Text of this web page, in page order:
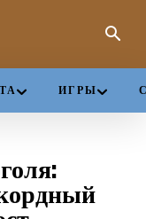
ИГРЫ